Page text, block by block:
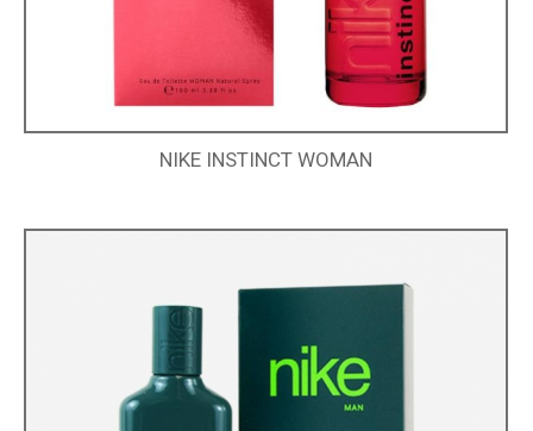
NIKE INSTINCT WOMAN